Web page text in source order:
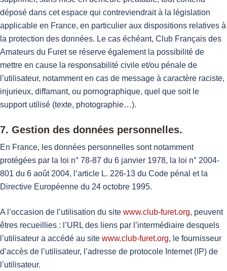
déposé dans cet espace qui contreviendrait à la législation
applicable en France, en particulier aux dispositions relatives à
la protection des données. Le cas échéant, Club Français des
Amateurs du Furet se réserve également la possibilité de
mettre en cause la responsabilité civile et/ou pénale de
l’utilisateur, notamment en cas de message à caractère raciste,
injurieux, diffamant, ou pornographique, quel que soit le
support utilisé (texte, photographie…).
7. Gestion des données personnelles.
En France, les données personnelles sont notamment
protégées par la loi n° 78-87 du 6 janvier 1978, la loi n° 2004-
801 du 6 août 2004, l’article L. 226-13 du Code pénal et la
Directive Européenne du 24 octobre 1995.
A l’occasion de l’utilisation du site www.club-furet.org, peuvent
êtres recueillies : l’URL des liens par l’intermédiaire desquels
l’utilisateur a accédé au site www.club-furet.org, le fournisseur
d’accès de l’utilisateur, l’adresse de protocole Internet (IP) de
l’utilisateur.